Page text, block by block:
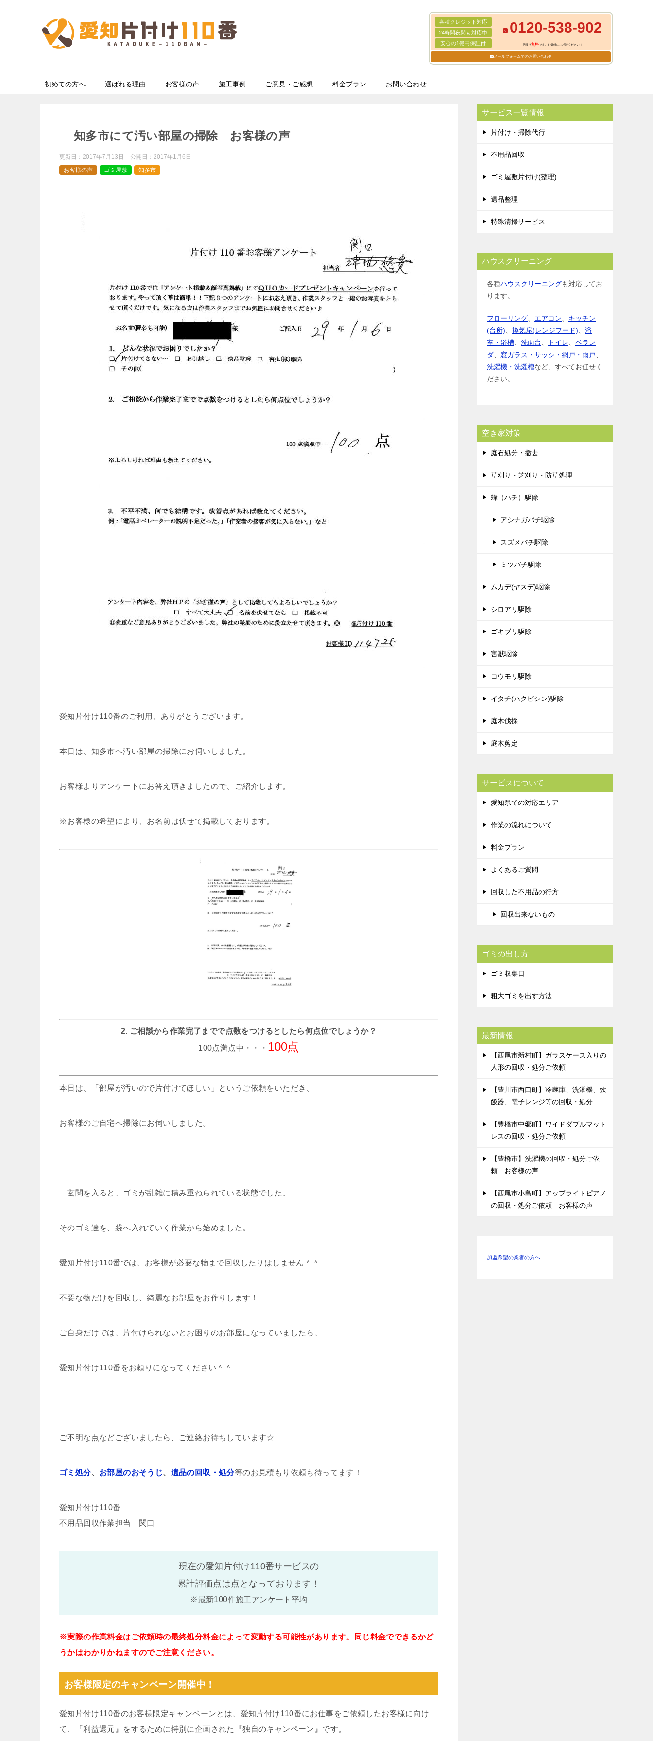
各種クレジット対応
24時間夜間も対応中
安心の1億円保証付
0120-538-902
見積り無料です。お気軽にご相談ください！
メールフォームでのお問い合わせ
初めての方へ 選ばれる理由 お客様の声 施工事例 ご意見・ご感想 料金プラン お問い合わせ
知多市にて汚い部屋の掃除 お客様の声
更新日： 2017年7月13日 公開日： 2017年1月6日
お客様の声
ゴミ屋敷 知多市
愛知片付け110番のご利用、ありがとうございます。
本日は、知多市へ汚い部屋の掃除にお伺いしました。
お客様よりアンケートにお答え頂きましたので、ご紹介します。
※お客様の希望により、お名前は伏せて掲載しております。
2. ご相談から作業完了までで点数をつけるとしたら何点位でしょうか？
100点満点中・・・ 100点
本日は、「部屋が汚いので片付けてほしい」というご依頼をいただき、
お客様のご自宅へ掃除にお伺いしました。
…玄関を入ると、ゴミが乱雑に積み重ねられている状態でした。
そのゴミ達を、袋へ入れていく作業から始めました。
愛知片付け110番では、お客様が必要な物まで回収したりはしません＾＾
不要な物だけを回収し、綺麗なお部屋をお作りします！
ご自身だけでは、片付けられないとお困りのお部屋になっていましたら、
愛知片付け110番をお頼りになってください＾＾
ご不明な点などございましたら、ご連絡お待ちしています☆
ゴミ処分、 お部屋のおそうじ、 遺品の回収・処分等のお見積もり依頼も待ってます！
愛知片付け110番
不用品回収作業担当 関口
現在の愛知片付け110番サービスの
累計評価点は点となっております！
※最新100件施工アンケート平均
※実際の作業料金はご依頼時の最終処分料金によって変動する可能性があります。同じ料金でできるかど
うかはわかりかねますのでご注意ください。
お客様限定のキャンペーン開催中！
愛知片付け110番のお客様限定キャンペーンとは、愛知片付け110番にお仕事をご依頼したお客様に向け
て、『利益還元』をするために特別に企画された『独自のキャンペーン』です。
サービス一覧情報
片付け・掃除代行
不用品回収
ゴミ屋敷片付け(整理)
遺品整理
特殊清掃サービス
ハウスクリーニング
各種ハウスクリーニングも対応してお
ります。
フローリング エアコン
キッチン
(台所)
換気扇(レンジフード)
浴
室・浴槽
洗面台 トイレ
ベラン
ダ
窓ガラス・サッシ・網戸・雨戸
洗濯機・洗濯槽など、すべてお任せく
ださい。
空き家対策
庭石処分・撤去
草刈り・芝刈り・防草処理
蜂（ハチ）駆除
アシナガバチ駆除
スズメバチ駆除
ミツバチ駆除
ムカデ(ヤスデ)駆除
シロアリ駆除
ゴキブリ駆除
害獣駆除
コウモリ駆除
イタチ(ハクビシン)駆除
庭木伐採
庭木剪定
サービスについて
愛知県での対応エリア
作業の流れについて
料金プラン
よくあるご質問
回収した不用品の行方
回収出来ないもの
ゴミの出し方
ゴミ収集日
粗大ゴミを出す方法
最新情報
【西尾市新村町】ガラスケース入りの
人形の回収・処分ご依頼
【豊川市西口町】冷蔵庫、洗濯機、炊
飯器、電子レンジ等の回収・処分
【豊橋市中郷町】ワイドダブルマット
レスの回収・処分ご依頼
【豊橋市】洗濯機の回収・処分ご依
頼 お客様の声
【西尾市小島町】アップライトピアノ
の回収・処分ご依頼 お客様の声
加盟希望の業者の方へ